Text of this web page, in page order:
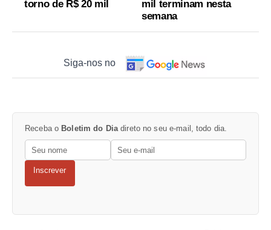
torno de R$ 20 mil
mil terminam nesta
semana
Siga-nos no
Receba o Boletim do Dia direto no seu e-mail, todo dia.
Inscrever